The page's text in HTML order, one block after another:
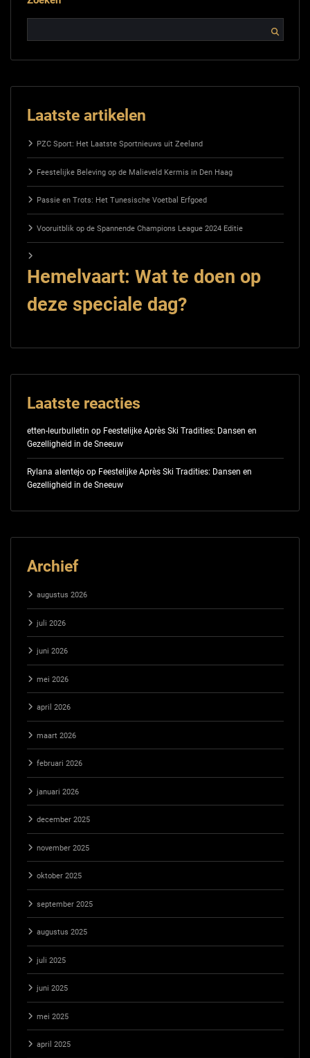
Laatste artikelen
PZC Sport: Het Laatste Sportnieuws uit Zeeland
Feestelijke Beleving op de Malieveld Kermis in Den Haag
Passie en Trots: Het Tunesische Voetbal Erfgoed
Vooruitblik op de Spannende Champions League 2024 Editie
Hemelvaart: Wat te doen op
deze speciale dag?
Laatste reacties
etten-leurbulletin op Feestelijke Après Ski Tradities: Dansen en
Gezelligheid in de Sneeuw
Rylana alentejoop Feestelijke Après Ski Tradities: Dansen en
Gezelligheid in de Sneeuw
Archief
augustus 2026
juli 2026
juni 2026
mei 2026
april 2026
maart 2026
februari 2026
januari 2026
december 2025
november 2025
oktober 2025
september 2025
augustus 2025
juli 2025
juni 2025
mei 2025
april 2025